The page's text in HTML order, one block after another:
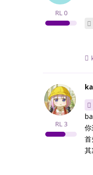
RL0
RL3
首